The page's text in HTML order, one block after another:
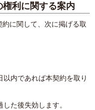
利に関する案内
に関して、次に掲げる取
内であれば本契約を取り
た後失効します。